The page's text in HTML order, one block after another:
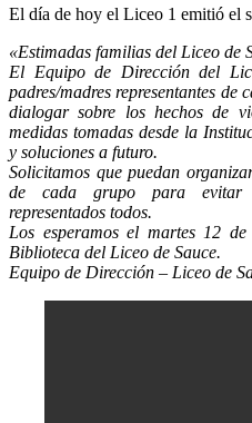
El día de hoy el Liceo 1 emitió el
«Estimadas familias del Liceo de
El Equipo de Dirección del
padres/madres representantes
dialogar sobre los hechos de
medidas tomadas desde la
y soluciones a futuro.
Solicitamos que puedan
de cada grupo para evitar
representados todos.
Los esperamos el martes 12
Biblioteca del Liceo de Sauce.
Equipo de Dirección – Liceo de